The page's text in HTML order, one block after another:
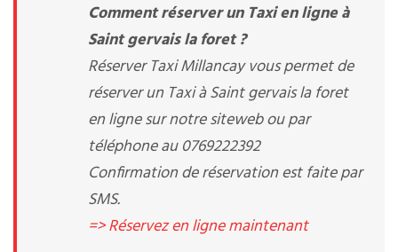
Comment réserver un Taxi en ligne à
Saint gervais la foret ?
Réserver Taxi Millancay vous permet de
réserver un Taxi à Saint gervais la foret
en ligne sur notre siteweb ou par
téléphone au 0769222392
Confirmation de réservation est faite par
SMS.
=> Réservez en ligne maintenant